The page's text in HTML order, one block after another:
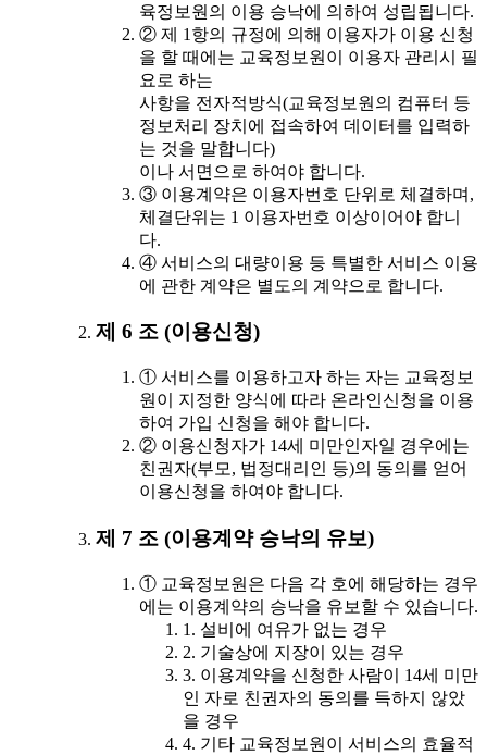
육정보원의 이용 승낙에 의하여 성립됩니다.
② 제 1항의 규정에 의해 이용자가 이용 신청
을 할 때에는 교육정보원이 이용자 관리시 필
요로 하는
사항을 전자적방식(교육정보원의 컴퓨터 등
정보처리 장치에 접속하여 데이터를 입력하
는 것을 말합니다)
이나 서면으로 하여야 합니다.
③ 이용계약은 이용자번호 단위로 체결하며,
체결단위는 1 이용자번호 이상이어야 합니
다.
④ 서비스의 대량이용 등 특별한 서비스 이용
에 관한 계약은 별도의 계약으로 합니다.
제 6 조 (이용신청)
① 서비스를 이용하고자 하는 자는 교육정보
원이 지정한 양식에 따라 온라인신청을 이용
하여 가입 신청을 해야 합니다.
② 이용신청자가 14세 미만인자일 경우에는
친권자(부모, 법정대리인 등)의 동의를 얻어
이용신청을 하여야 합니다.
제 7 조 (이용계약 승낙의 유보)
① 교육정보원은 다음 각 호에 해당하는 경우
에는 이용계약의 승낙을 유보할 수 있습니다.
1. 설비에 여유가 없는 경우
2. 기술상에 지장이 있는 경우
3. 이용계약을 신청한 사람이 14세 미만
인 자로 친권자의 동의를 득하지 않았
을 경우
4. 기타 교육정보원이 서비스의 효율적